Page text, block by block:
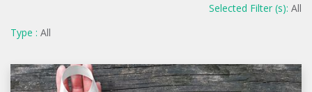
Selected Filter (s): All
Type : All